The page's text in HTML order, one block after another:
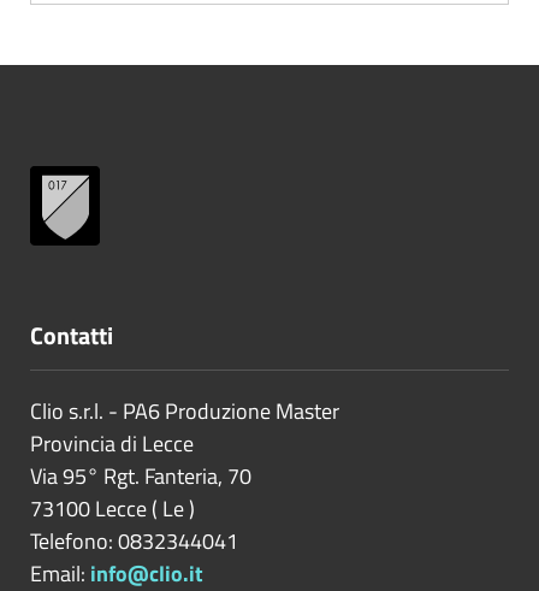
Contatti
Clio s.r.l. - PA6 Produzione Master
Provincia di Lecce
Via 95° Rgt. Fanteria, 70
73100Lecce( Le)
Telefono: 0832344041
Email: info@clio.it